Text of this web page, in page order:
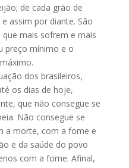
de cada grão de
assim por diante. São
que mais sofrem e mais
preço mínimo e o
dos brasileiros,
os dias de hoje,
que não consegue se
Não consegue se
a morte, com a fome e
e da saúde do povo
com a fome. Afinal,